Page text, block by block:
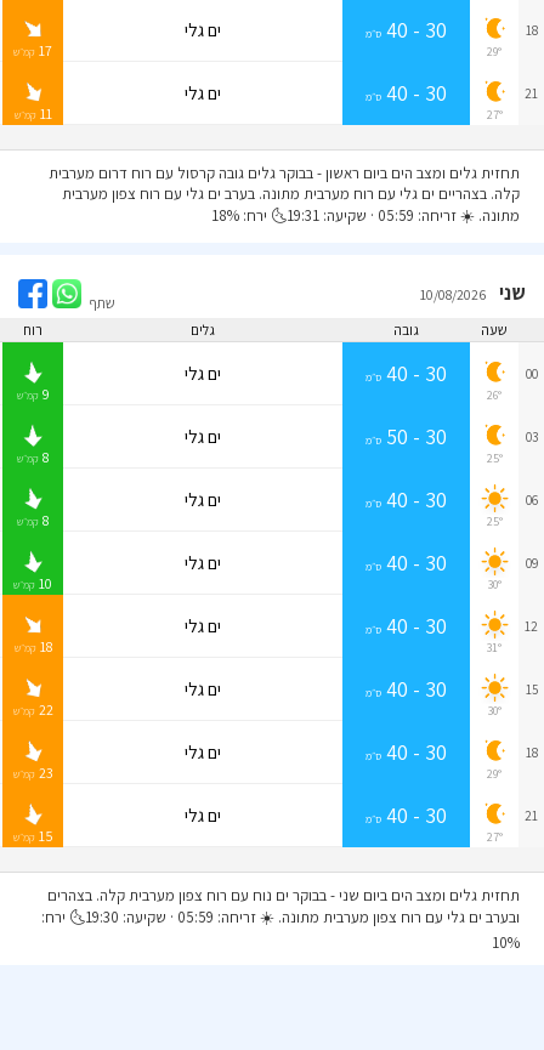
18
29°
30 - 40 ס״מ ים גלי
17 קמ״ש
21
27°
30 - 40 ס״מ ים גלי
11 קמ״ש
תחזית גלים ומצב הים ביום ראשון- בבוקר גלים גובה קרסול עם רוח דרום מערבית
קלה. בצהריים ים גלי עם רוח מערבית מתונה. בערב ים גלי עם רוח צפון מערבית
מתונה. ☀️ זריחה: 05:59 · שקיעה: 19:31🌜 ירח: 18%
שני
שתף
שעה
גובה גלים רוח
00
26°
30 - 40 ס״מ ים גלי
9 קמ״ש
03
25°
30 - 50 ס״מ ים גלי
8 קמ״ש
06
25°
30 - 40 ס״מ ים גלי
8 קמ״ש
09
30°
30 - 40 ס״מ ים גלי
10 קמ״ש
12
31°
30 - 40 ס״מ ים גלי
18 קמ״ש
15
30°
30 - 40 ס״מ ים גלי
22 קמ״ש
18
29°
30 - 40 ס״מ ים גלי
23 קמ״ש
21
27°
30 - 40 ס״מ ים גלי
15 קמ״ש
תחזית גלים ומצב הים ביום שני- בבוקר ים נוח עם רוח צפון מערבית קלה. בצהרים
ובערב ים גלי עם רוח צפון מערבית מתונה. ☀️ זריחה: 05:59 · שקיעה: 19:30🌜 ירח:
10%